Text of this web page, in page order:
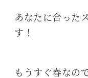
あなたに合った
す！
もうすぐ春なの